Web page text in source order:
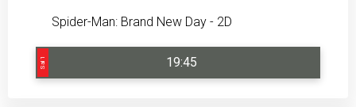
Spider-Man: Brand New Day - 2D
Sal 1 19:45